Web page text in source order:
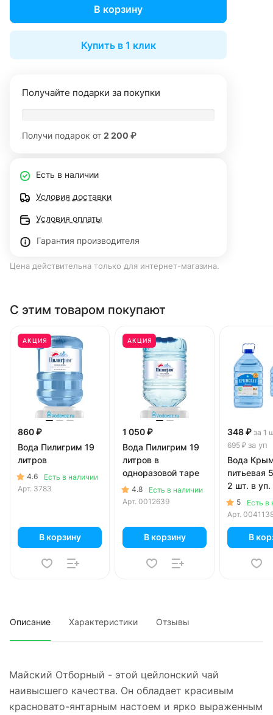
В корзину
Купить в 1 клик
Получайте подарки за покупки
Получи подарок от 2 200 ₽
Есть в наличии
Условия доставки
Условия оплаты
Гарантия производителя
Цена действительна только для интернет-магазина.
С этим товаром покупают
АКЦИЯ
860 ₽
Вода Пилигрим 19
литров
4.6
Есть в наличии
Арт. 3783
В корзину
АКЦИЯ
1 050 ₽
Вода Пилигрим 19
литров в
одноразовой таре
4.8
Есть в наличии
Арт. 0012639
В корзину
348 ₽ за 1
695 ₽ за уп
Вода
питьевая
2 шт. в уп.
5
Есть в
Арт.
В
Описание Характеристики Отзывы
Майский Отборный - этой цейлонский чай
наивысшего качества. Он обладает красивым
красновато-янтарным настоем и ярко выраженным